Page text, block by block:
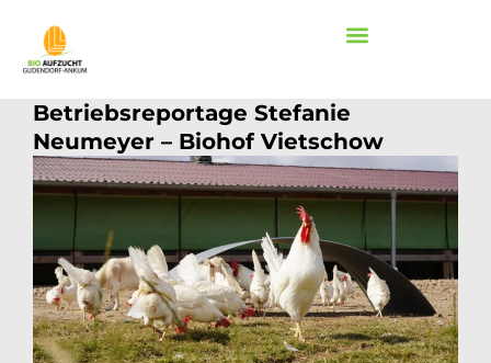
Betriebsreportage Stefanie
Neumeyer – Biohof Vietschow